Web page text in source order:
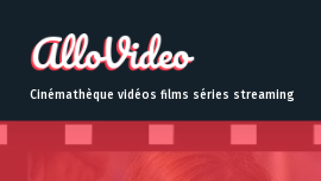
t
o
Cinémathèque vidéos films séries streaming